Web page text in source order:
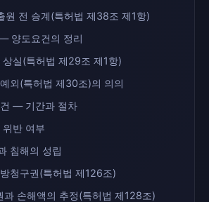
전 승계(특허법 제38조 제1항)
양도요건의 정리
상실(특허법 제29조 제1항)
외(특허법 제30조)의 의의
— 기간과 절차
반 여부
침해의 성립
청구권(특허법 제126조)
과 손해액의 추정(특허법 제128조)